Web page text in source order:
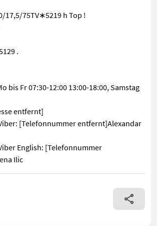
17,5/75TV∗5219 h Top !
.
bis Fr 07:30-12:00 13:00-18:00, Samstag
entfernt]
[Telefonnummer entfernt]Alexandar
English: [Telefonnummer
Ilic
17,5/75TV∗5219 h Top ! Seitenstappler .